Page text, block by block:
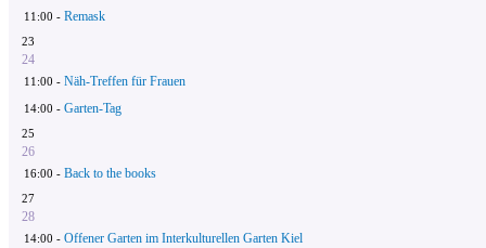
11:00 - Remask
23
24
11:00 - Näh-Treffen für Frauen
14:00 - Garten-Tag
25
26
16:00 - Back to the books
27
28
14:00 - Offener Garten im Interkulturellen Garten Kiel